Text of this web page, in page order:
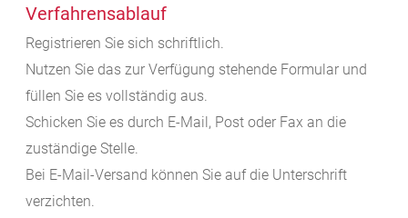
Verfahrensablauf
Registrieren Sie sich schriftlich.
Nutzen Sie das zur Verfügung stehende Formular und
füllen Sie es vollständig aus.
Schicken Sie es durch E-Mail, Post oder Fax an die
zuständige Stelle.
Bei E-Mail-Versand können Sie auf die Unterschrift
verzichten.